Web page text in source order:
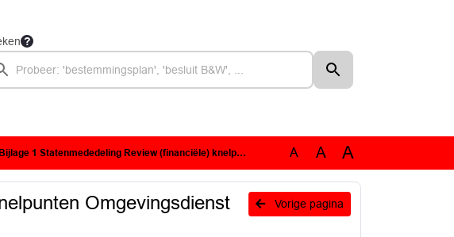
Review (financiële) knelpunten Omgevingsdienst Brabant Noord - BMC Advies.pdf A A A
Vorige pagina
Omgevingsdienst